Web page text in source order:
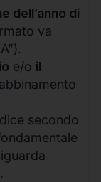
dell’anno di
va
e/o il
secondo